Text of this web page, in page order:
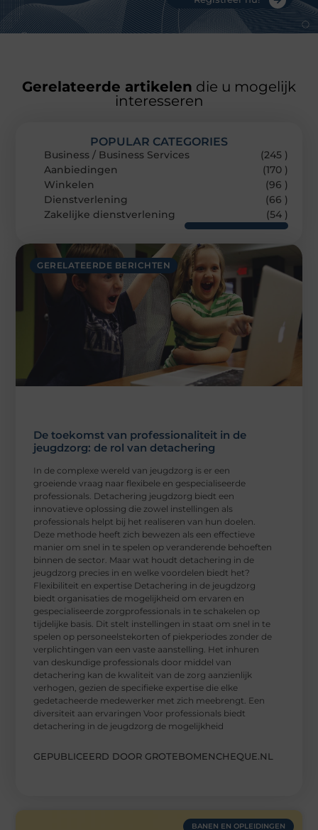
Gerelateerde artikelen die u mogelijk
interesseren
GERELATEERDE BERICHTEN
De toekomst van professionaliteit in de
jeugdzorg: de rol van detachering
In de complexe wereld van jeugdzorg is er een
groeiende vraag naar flexibele en gespecialiseerde
professionals. Detachering jeugdzorg biedt een
innovatieve oplossing die zowel instellingen als
professionals helpt bij het realiseren van hun doelen.
Deze methode heeft zich bewezen als een effectieve
manier om snel in te spelen op veranderende behoeften
binnen de sector. Maar wat houdt detachering in de
jeugdzorg precies in en welke voordelen biedt het?
Flexibiliteit en expertise Detachering in de jeugdzorg
biedt organisaties de mogelijkheid om ervaren en
gespecialiseerde zorgprofessionals in te schakelen op
tijdelijke basis. Dit stelt instellingen in staat om snel in te
spelen op personeelstekorten of piekperiodes zonder de
verplichtingen van een vaste aanstelling. Het inhuren
van deskundige professionals door middel van
detachering kan de kwaliteit van de zorg aanzienlijk
verhogen, gezien de specifieke expertise die elke
gedetacheerde medewerker met zich meebrengt. Een
diversiteit aan ervaringen Voor professionals biedt
detachering in de jeugdzorg de mogelijkheid
GEPUBLICEERD DOOR GROTEBOMENCHEQUE.NL
POPULAR CATEGORIES
Business / Business Services
(245 )
Aanbiedingen
(170 )
Winkelen
(96 )
Dienstverlening
(66 )
Zakelijke dienstverlening
(54 )
BANEN EN OPLEIDINGEN